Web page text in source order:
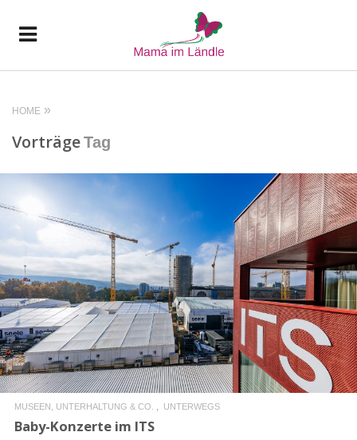
HOME
VorträgeTag
READ MORE
MUSEEN, UNTERHALTUNG & CO. UNTERWEGS
Baby-Konzerte im ITS